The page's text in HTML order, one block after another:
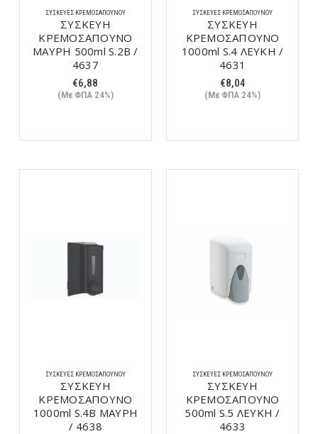
ΣΥΣΚΕΥΈΣ ΚΡΕΜΟΣΆΠΟΥΝΟΥ
ΣΥΣΚΕΥΗ
ΚΡΕΜΟΣΑΠΟΥΝΟ
ΜΑΥΡΗ 500ml S.2Β /
4637
€6,88
(Με ΦΠΑ 24%)
ΣΥΣΚΕΥΈΣ ΚΡΕΜΟΣΆΠΟΥΝΟΥ
ΣΥΣΚΕΥΗ
ΚΡΕΜΟΣΑΠΟΥΝΟ
1000ml S.4 ΛΕΥΚΗ /
4631
€8,04
(Με ΦΠΑ 24%)
ΣΥΣΚΕΥΈΣ ΚΡΕΜΟΣΆΠΟΥΝΟΥ
ΣΥΣΚΕΥΗ
ΚΡΕΜΟΣΑΠΟΥΝΟ
1000ml S.4Β ΜΑΥΡΗ
/ 4638
ΣΥΣΚΕΥΈΣ ΚΡΕΜΟΣΆΠΟΥΝΟΥ
ΣΥΣΚΕΥΗ
ΚΡΕΜΟΣΑΠΟΥΝΟ
500ml S.5 ΛΕΥΚΗ /
4633